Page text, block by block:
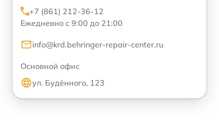
+7 (861) 212-36-12
Ежедневно с 9:00 до 21:00
info@krd.behringer-repair-center.ru
Основной офис
ул. Будённого, 123